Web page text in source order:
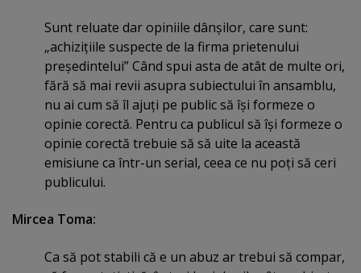
Sunt reluate dar opiniile dânşilor, care sunt:
„achiziţiile suspecte de la firma prietenului
preşedintelui” Când spui asta de atât de multe ori,
fără să mai revii asupra subiectului în ansamblu,
nu ai cum să îl ajuţi pe public să îşi formeze o
opinie corectă. Pentru ca publicul să îşi formeze o
opinie corectă trebuie să să uite la această
emisiune ca într-un serial, ceea ce nu poţi să ceri
publicului.
Mircea Toma:
Ca să pot stabili că e un abuz ar trebui să compar,